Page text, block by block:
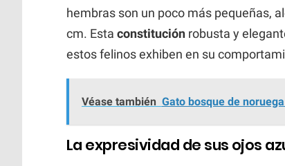
hembras son un poco más pequeñas,
cm. Esta constitución robusta y
estos felinos exhiben en su
Véase también Gato bosque de
La expresividad de sus ojos